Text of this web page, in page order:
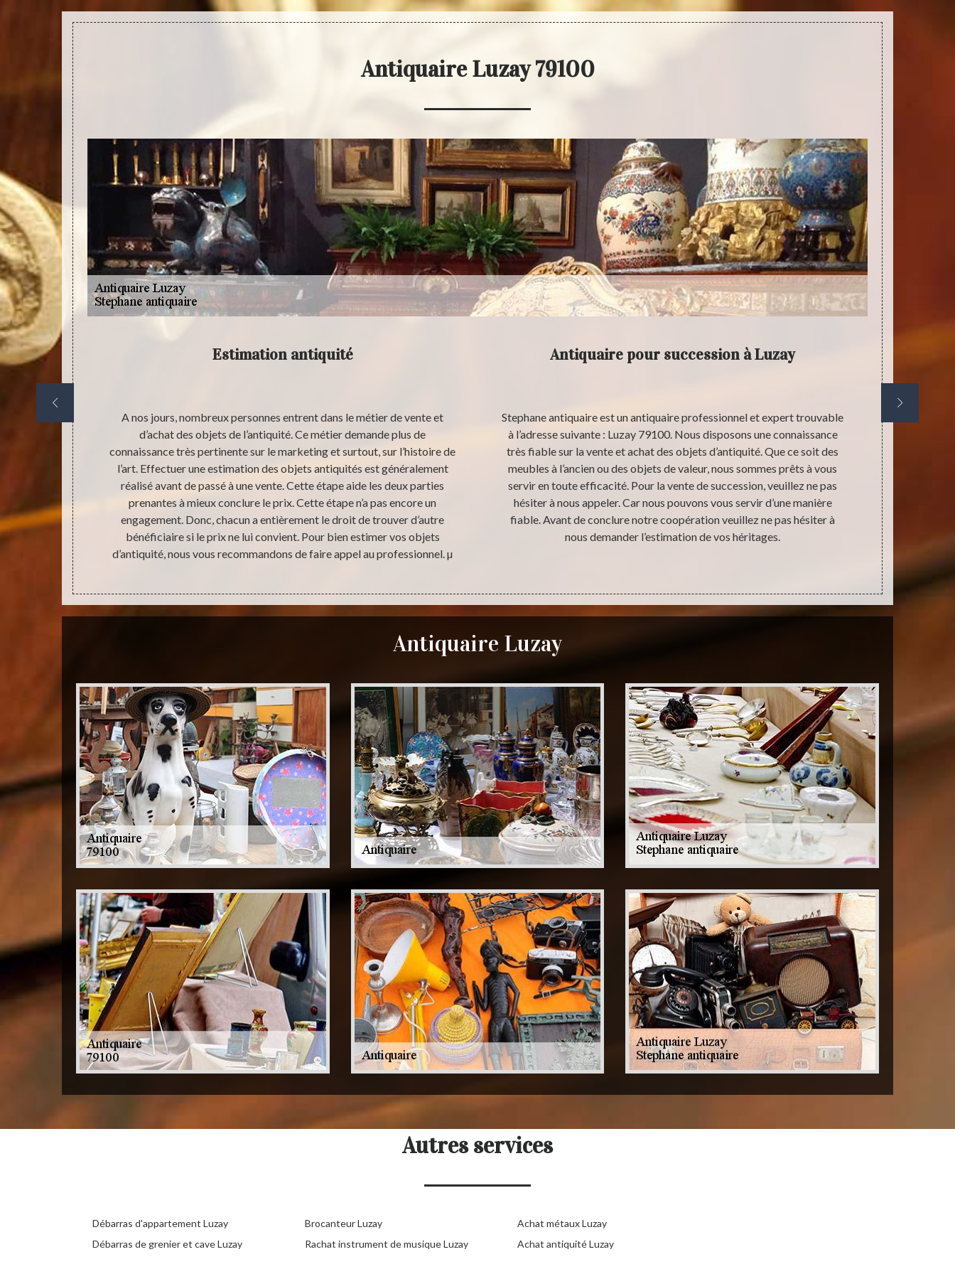
Antiquaire Luzay 79100
pour ces
contacter si
que nous
Estimation antiquité
A nos jours, nombreux personnes entrent dans le métier de vente et
d’achat des objets de l’antiquité. Ce métier demande plus de
connaissance très pertinente sur le marketing et surtout, sur l’histoire de
l’art. Effectuer une estimation des objets antiquités est généralement
réalisé avant de passé à une vente. Cette étape aide les deux parties
prenantes à mieux conclure le prix. Cette étape n’a pas encore un
engagement. Donc, chacun a entièrement le droit de trouver d’autre
bénéficiaire si le prix ne lui convient. Pour bien estimer vos objets
d’antiquité, nous vous recommandons de faire appel au professionnel. µ
Antiquaire pour succession à Luzay
Stephane antiquaire est un antiquaire professionnel et expert trouvable
à l’adresse suivante : Luzay 79100. Nous disposons une connaissance
très fiable sur la vente et achat des objets d’antiquité. Que ce soit des
meubles à l’ancien ou des objets de valeur, nous sommes prêts à vous
servir en toute efficacité. Pour la vente de succession, veuillez ne pas
hésiter à nous appeler. Car nous pouvons vous servir d’une manière
fiable. Avant de conclure notre coopération veuillez ne pas hésiter à
nous demander l’estimation de vos héritages.
Antiquaire Luzay
Autres services
Débarras d'appartement Luzay
Débarras de grenier et cave Luzay
Brocanteur Luzay
Rachat instrument de musique Luzay
Achat métaux Luzay
Achat antiquité Luzay